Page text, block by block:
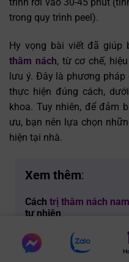
trong quy trình peel).
Hy vọng bài viết đã giúp
thâm nách, từ cơ chế,
lưu ý. Đây là phương
thực hiện đúng cách,
khoa. Tuy nhiên, để đảm
ưu, bạn nên lựa chọn
hiện tại nhà.
Xem thêm:
Cách trị thâm nách nam
tự nhiên
Thâm nách sau sinh
thâm hiệu quả
Chat
messenger
Chat